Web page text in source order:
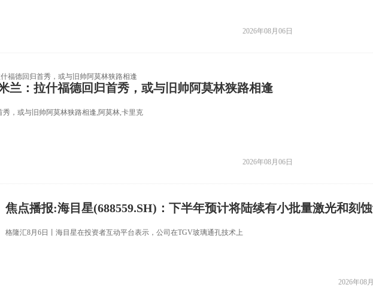
2026年08月06日
兰：拉什福德回归首秀，或与旧帅阿莫林狭路相逢
，或与旧帅阿莫林狭路相逢,阿莫林,卡里克
2026年08月06日
焦点播报:海目星(688559.SH)：下半年预计将陆续有小批量激光和刻
格隆汇8月6日丨海目星在投资者互动平台表示，公司在TGV玻璃通孔技术上
2026年08